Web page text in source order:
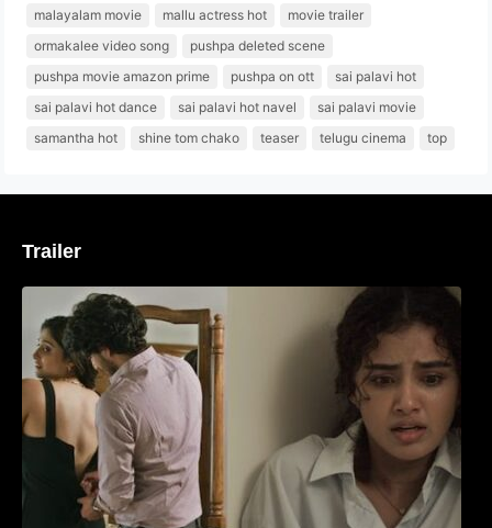
malayalam movie
mallu actress hot
movie trailer
ormakalee video song
pushpa deleted scene
pushpa movie amazon prime
pushpa on ott
sai palavi hot
sai palavi hot dance
sai palavi hot navel
sai palavi movie
samantha hot
shine tom chako teaser telugu cinema top
Trailer
‘മരീചിക’യുമായി അനുപമ പരമേശ്വരൻ;
മിസ്റ്ററി ത്രില്ലർ ട്രെയിലർ
വൈറലാകുന്നു..